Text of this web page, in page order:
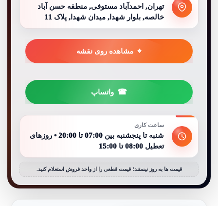
تهران, احمدآباد مستوفی, منطقه حسن آباد
خالصه, بلوار شهدا, میدان شهدا, پلاک 11
مشاهده روی نقشه
واتساپ
ساعت کاری
شنبه تا پنجشنبه بین 07:00 تا 20:00 • روزهای
تعطیل 08:00 تا 15:00
قیمت ها به روز نیستند؛ قیمت قطعی را از واحد فروش استعلام کنید.